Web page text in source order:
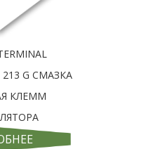
213 G СМАЗКА
КЛЕММ